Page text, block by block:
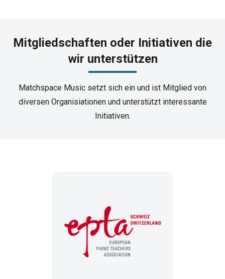
Mitgliedschaften oder Initiativen die
wir unterstützen
Matchspace Music setzt sich ein und ist Mitglied von
diversen Organisiationen und unterstützt interessante
Initiativen.